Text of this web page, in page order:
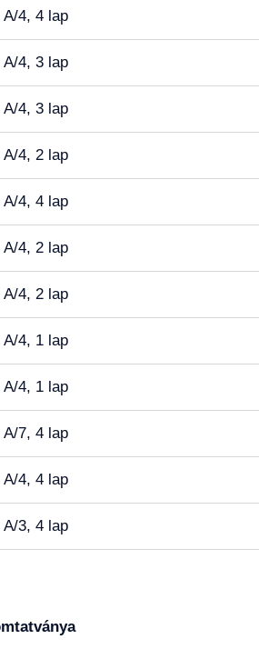
A/4, 4 lap
A/4, 3 lap
A/4, 3 lap
A/4, 2 lap
A/4, 4 lap
A/4, 2 lap
A/4, 2 lap
A/4, 1 lap
A/4, 1 lap
A/7, 4 lap
A/4, 4 lap
A/3, 4 lap